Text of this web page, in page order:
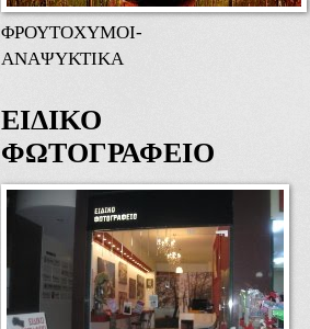
ΦΡΟΥΤΟΧΥΜΟΙ-
ΑΝΑΨΥΚΤΙΚΑ
ΕΙΔΙΚΟ
ΦΩΤΟΓΡΑΦΕΙΟ